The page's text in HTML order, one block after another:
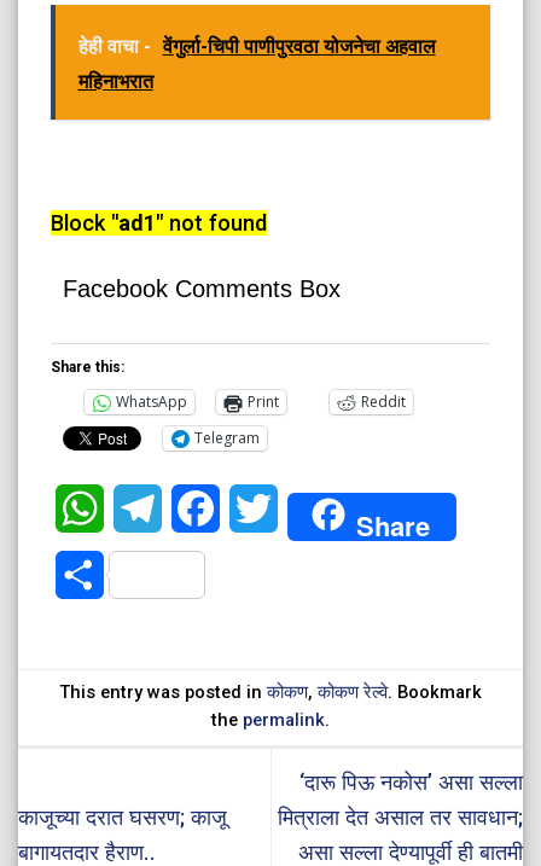
हेही वाचा - वेंगुर्ला-चिपी पाणीपुरवठा योजनेचा अहवाल
महिनाभरात
Block "ad1" not found
Facebook Comments Box
Share this:
WhatsApp Print
Reddit
Telegram
WhatsAppTelegramFacebookTwitter Share
Share
This entry was posted inकोकण,कोकण रेल्वे. Bookmark
the permalink.
काजूच्या दरात घसरण; काजू
बागायतदार हैराण..
‘दारू पिऊ नकोस’ असा सल्ला
मित्राला देत असाल तर सावधान;
असा सल्ला देण्यापूर्वी ही बातमी